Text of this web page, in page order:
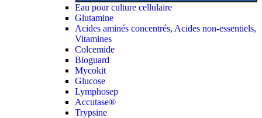
Eau pour culture cellulaire
Glutamine
Acides aminés concentrés, Acides non-essentiels,
Vitamines
Colcemide
Bioguard
Mycokit
Glucose
Lymphosep
Accutase®
Trypsine